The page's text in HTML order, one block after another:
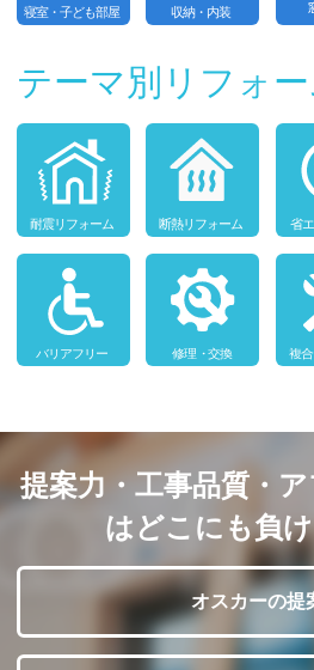
テーマ別リフォ
提案力・工事品質・
はどこにも負
オスカーの提